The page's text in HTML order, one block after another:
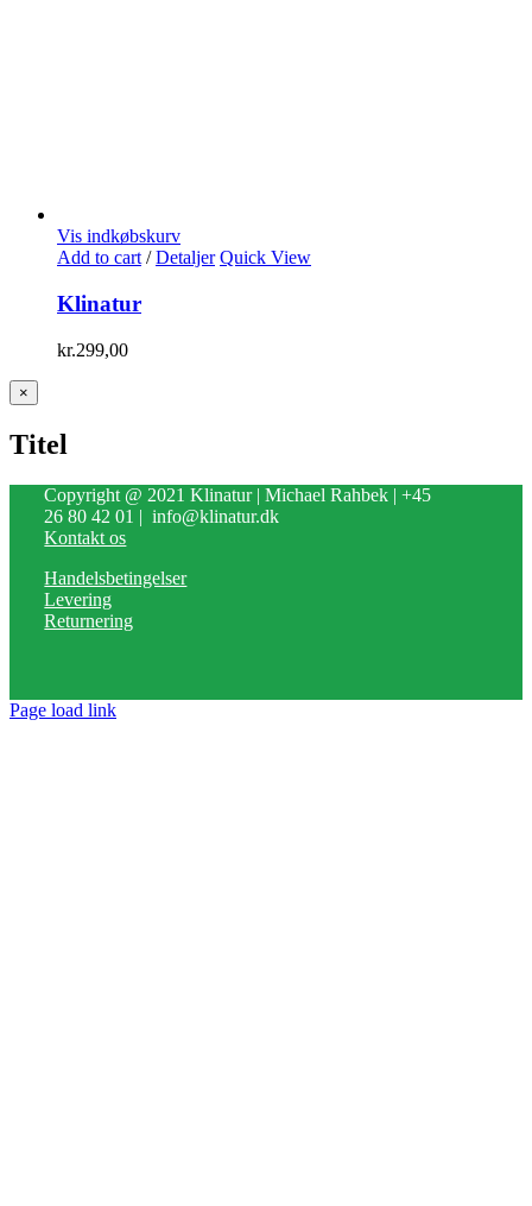
Vis indkøbskurv
Add to cart/ Detaljer Quick View
Klinatur
kr.299,00
Close
product
view
×
Titel
Copyright @ 2021 Klinatur | Michael Rahbek | +45
26 80 42 01 | info@klinatur.dk
Kontakt os
Handelsbetingelser
Levering
Returnering
Page load link